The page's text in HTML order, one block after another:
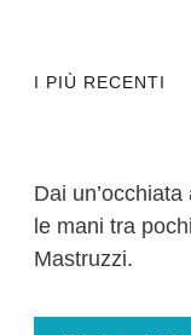
I PIÙ RECENTI
Dai
le mani tra
Mastruzzi.